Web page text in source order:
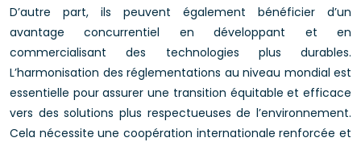
D’autre part, ils peuvent également bénéficier d’un
avantage concurrentiel en développant et en
commercialisant des technologies plus durables.
L’harmonisation des réglementations au niveau mondial est
essentielle pour assurer une transition équitable et efficace
vers des solutions plus respectueuses de l’environnement.
Cela nécessite une coopération internationale renforcée et